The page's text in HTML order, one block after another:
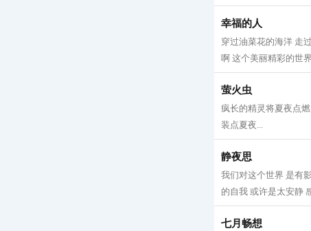
幸福的人
穿过油菜花的海洋 走
啊 这个美丽精彩的世
萤火虫
疯长的精灵将夏夜点
装点夏夜...
静夜思
我们对这个世界 是有
的自我 或许是太安静
七月畅想